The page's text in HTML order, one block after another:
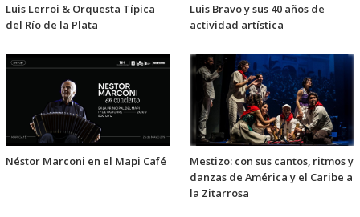
Luis Lerroi & Orquesta Típica
del Río de la Plata
Luis Bravo y sus 40 años de
actividad artística
Néstor Marconi en el Mapi Café
Mestizo: con sus cantos, ritmos y
danzas de América y el Caribe a
la Zitarrosa